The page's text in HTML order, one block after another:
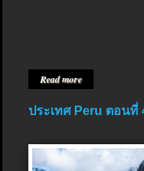
Read more
ประเทศ Peru ตอนที่